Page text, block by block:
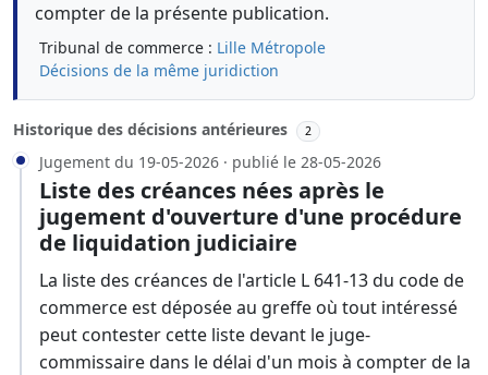
compter de la présente publication.
Tribunal de commerce : Lille Métropole
Décisions de la même juridiction
Historique des décisions antérieures 2
Jugement du 19-05-2026 · publié le 28-05-2026
Liste des créances nées après le
jugement d'ouverture d'une procédure
de liquidation judiciaire
La liste des créances de l'article L 641-13 du code de
commerce est déposée au greffe où tout intéressé
peut contester cette liste devant le juge-
commissaire dans le délai d'un mois à compter de la